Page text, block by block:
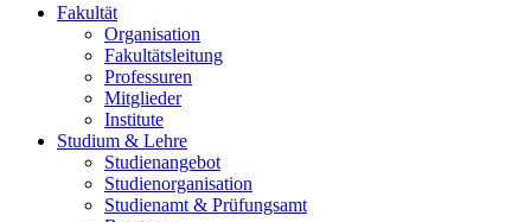
Fakultät
Organisation
Fakultätsleitung
Professuren
Mitglieder
Institute
Studium & Lehre
Studienangebot
Studienorganisation
Studienamt & Prüfungsamt